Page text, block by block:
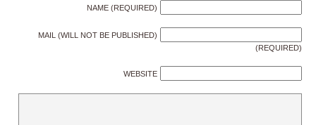
NAME (REQUIRED)
MAIL (WILL NOT BE PUBLISHED)
(REQUIRED)
WEBSITE